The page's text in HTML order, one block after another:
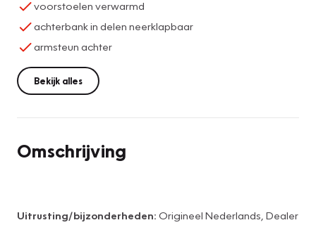
voorstoelen verwarmd
achterbank in delen neerklapbaar
armsteun achter
Bekijk alles
Omschrijving
Uitrusting/bijzonderheden: Origineel Nederlands, Dealer